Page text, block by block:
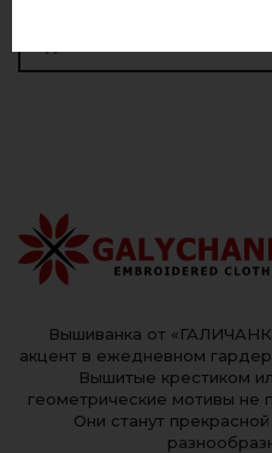
Вышиванка от
акцент в ежедневном
Вышитые крестиком
геометрические мотивы не
Они станут